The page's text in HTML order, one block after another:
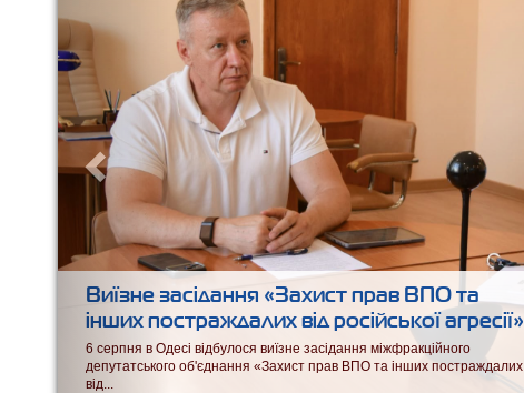
Виїзне засідання «Захист прав ВПО та
інших постраждалих від російської агресії»
6 серпня в Одесі відбулося виїзне засідання міжфракційного
депутатського об'єднання «Захист прав ВПО та інших постраждалих
від...